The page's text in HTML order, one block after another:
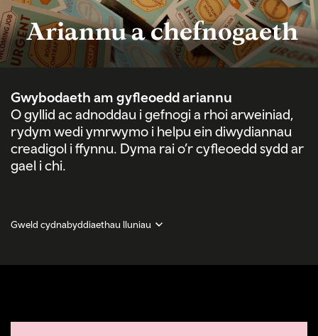
Ariannu a chefnogaeth
Gwybodaeth am gyfleoedd ariannu
O gyllid ac adnoddau i gefnogi a rhoi arweiniad,
rydym wedi ymrwymo i helpu ein diwydiannau
creadigol i ffynnu. Dyma rai o’r cyfleoedd sydd ar
gael i chi.
Gweld cydnabyddiaethau lluniau